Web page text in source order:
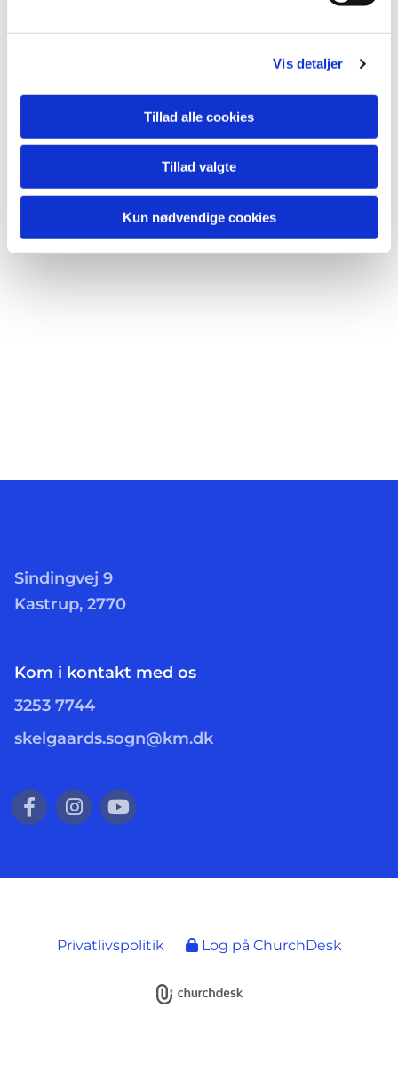
Vis detaljer
Tillad alle cookies
Tillad valgte
Kun nødvendige cookies
Sindingvej 9
Kastrup, 2770
Kom i kontakt med os
3253 7744
skelgaards.sogn@km.dk
Privatlivspolitik Log på ChurchDesk